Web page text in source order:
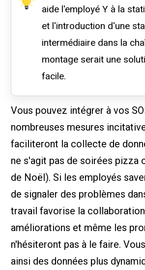
aide l'employé Y à la
et l'introduction d'une
intermédiaire dans la
montage serait une
facile.
Vous pouvez intégrer à vos
nombreuses mesures
faciliteront la collecte de
ne s'agit pas de soirées pizza
de Noël). Si les employés
de signaler des problèmes
travail favorise la
améliorations et même les
n'hésiteront pas à le faire.
ainsi des données plus